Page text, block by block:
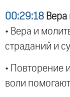
00:29:18 Вера
• Вера и
страданий и
• Повторение
воли